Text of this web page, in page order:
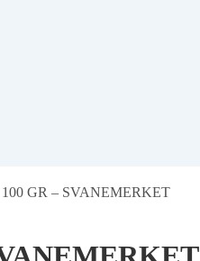
GR – SVANEMERKET